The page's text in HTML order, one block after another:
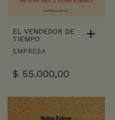
EL VENDEDOR DE
TIEMPO
EMPRESA
$ 55.000,00